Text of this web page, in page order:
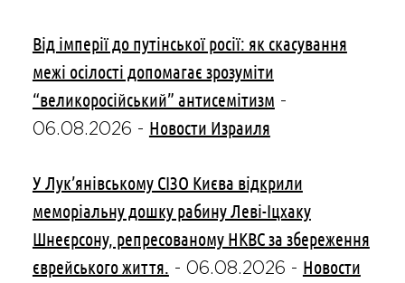
Від імперії до путінської росії: як скасування
межі осілості допомагає зрозуміти
“великоросійський” антисемітизм -
06.08.2026 - Новости Израиля
У Лук’янівському СІЗО Києва відкрили
меморіальну дошку рабину Леві-Іцхаку
Шнеєрсону, репресованому НКВС за збереження
єврейського життя. - 06.08.2026 - Новости